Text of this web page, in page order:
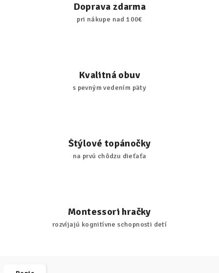
Doprava zdarma
pri nákupe nad 100€
Kvalitná obuv
s pevným vedením päty
Štýlové topánočky
na prvú chôdzu dieťaťa
Montessori hračky
rozvíjajú kognitívne schopnosti detí